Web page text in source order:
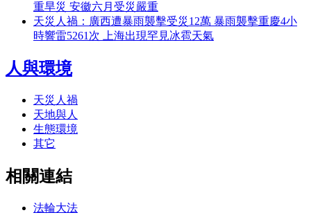
重旱災 安徽六月受災嚴重
天災人禍：廣西遭暴雨襲擊受災12萬 暴雨襲擊重慶4小
時響雷5261次 上海出現罕見冰雹天氣
人與環境
天災人禍
天地與人
生態環境
其它
相關連結
法輪大法